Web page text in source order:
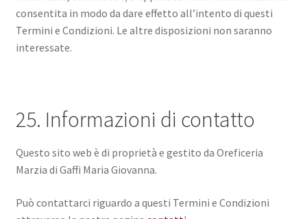
consentita in modo da dare effetto all’intento di questi
Termini e Condizioni. Le altre disposizioni non saranno
interessate.
25. Informazioni di contatto
Questo sito web è di proprietà e gestito da Oreficeria
Marzia di Gaffi Maria Giovanna.
Può contattarci riguardo a questi Termini e Condizioni